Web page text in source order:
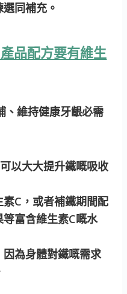
同補充。
品配方要有維生
、維持健康牙齦必需
以大大提升鐵嘅吸收
C，或者補鐵期間配
富含維生素C嘅水
為身體對鐵嘅需求